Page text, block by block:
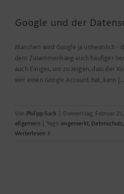
Google und der
Manchen wird Google ja unheimlich
dem Zusammenhang auch häufiger
auch Einiges, um zu zeigen, dass der
wer einen Google Account hat, kann
Von Philipp Sack | Donnerstag, Februar
allgemein | Tags:angemerkt, Datenschutz,
Weiterlesen